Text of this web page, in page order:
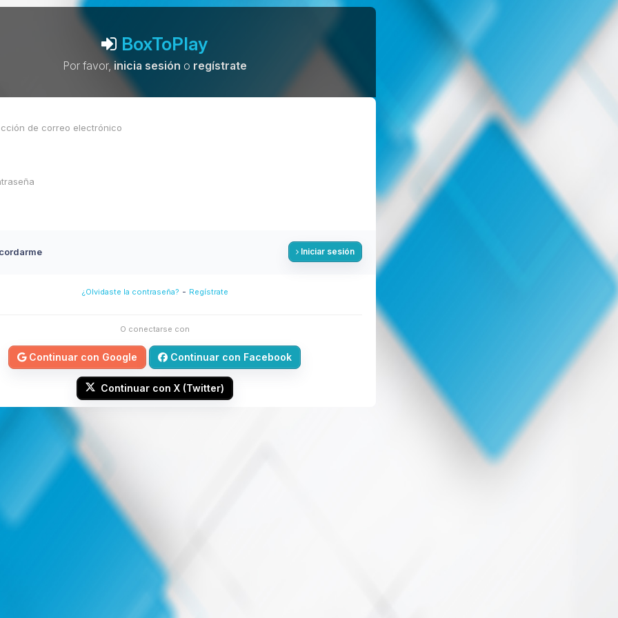
BoxToPlay
Por favor,inicia sesión o regístrate
Iniciar sesión
¿Olvidaste la contraseña? - Regístrate
O conectarse con
Continuar con Google Continuar con Facebook
Continuar con X (Twitter)